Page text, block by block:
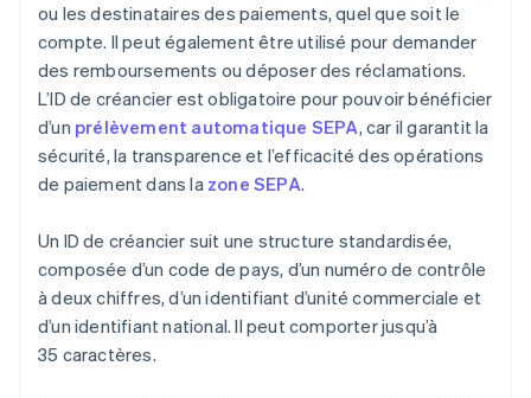
ou les destinataires des paiements, quel que soit le
compte. Il peut également être utilisé pour demander
des remboursements ou déposer des réclamations.
L’ID de créancier est obligatoire pour pouvoir bénéficier
d’un prélèvement automatique SEPA, car il garantit la
sécurité, la transparence et l’efficacité des opérations
de paiement dans la zone SEPA.
Un ID de créancier suit une structure standardisée,
composée d’un code de pays, d’un numéro de contrôle
à deux chiffres, d’un identifiant d’unité commerciale et
d’un identifiant national. Il peut comporter jusqu’à
35 caractères.